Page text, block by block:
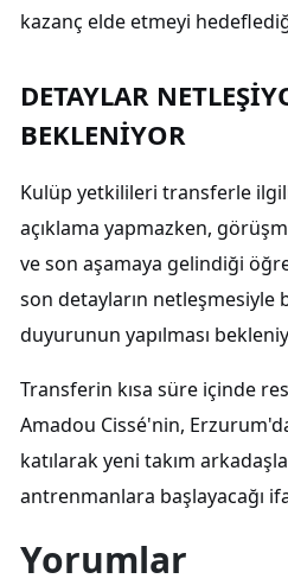
kazanç elde etmeyi
DETAYLAR
BEKLENİYOR
Kulüp yetkilileri transferle
açıklama yapmazken,
ve son aşamaya gelindiği
son detayların
duyurunun yapılması
Transferin kısa süre içinde
Amadou Cissé'nin,
katılarak yeni takım
antrenmanlara başlayacağı
Yorumlar